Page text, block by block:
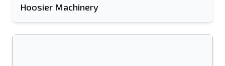
Hoosier Machinery